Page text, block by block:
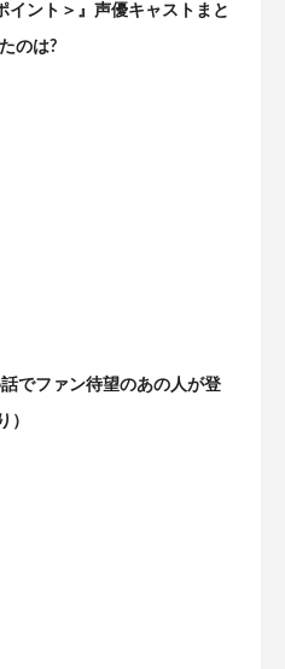
イント＞』声優キャストまと
のは?
でファン待望のあの人が登
）